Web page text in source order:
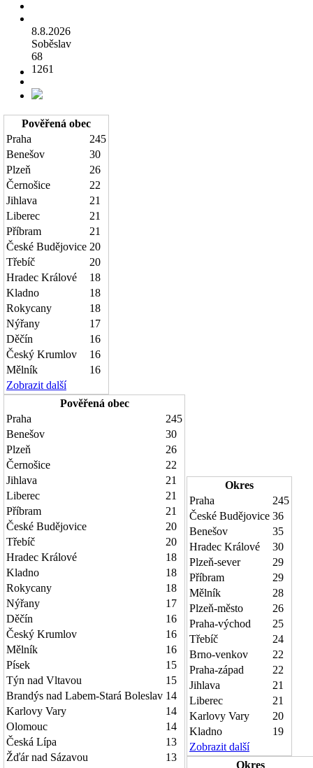
8.8.2026
Soběslav
68
1261
Pověřená obec
Praha
245
Benešov
30
Plzeň
26
Černošice
22
Jihlava
21
Liberec
21
Příbram
21
České Budějovice 20
Třebíč
20
Hradec Králové
18
Kladno
18
Rokycany
18
Nýřany
17
Děčín
16
Český Krumlov
16
Mělník
16
Zobrazit další
Pověřená obec
Praha
245
Benešov
30
Plzeň
26
Černošice
22
Jihlava
21
Liberec
21
Příbram
21
České Budějovice
20
Třebíč
20
Hradec Králové
18
Kladno
18
Rokycany
18
Nýřany
17
Děčín
16
Český Krumlov
16
Mělník
16
Písek
15
Týn nad Vltavou
15
Brandýs nad Labem-Stará Boleslav 14
Karlovy Vary
14
Olomouc
14
Česká Lípa
13
Žďár nad Sázavou
13
Okres
Praha
245
České Budějovice 36
Benešov
35
Hradec Králové
30
Plzeň-sever
29
Příbram
29
Mělník
28
Plzeň-město
26
Praha-východ
25
Třebíč
24
Brno-venkov
22
Praha-západ
22
Jihlava
21
Liberec
21
Karlovy Vary
20
Kladno
19
Zobrazit další
Okres